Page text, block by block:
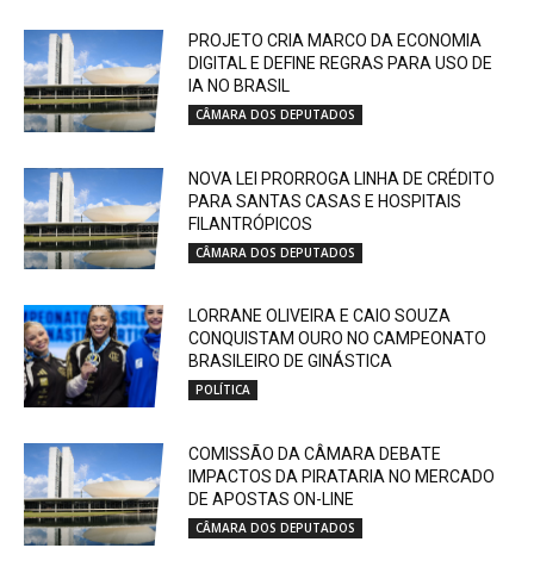
PROJETO CRIA MARCO DA ECONOMIA
DIGITAL E DEFINE REGRAS PARA USO DE
IA NO BRASIL
CÂMARA DOS DEPUTADOS
NOVA LEI PRORROGA LINHA DE CRÉDITO
PARA SANTAS CASAS E HOSPITAIS
FILANTRÓPICOS
CÂMARA DOS DEPUTADOS
LORRANE OLIVEIRA E CAIO SOUZA
CONQUISTAM OURO NO CAMPEONATO
BRASILEIRO DE GINÁSTICA
POLÍTICA
COMISSÃO DA CÂMARA DEBATE
IMPACTOS DA PIRATARIA NO MERCADO
DE APOSTAS ON-LINE
CÂMARA DOS DEPUTADOS